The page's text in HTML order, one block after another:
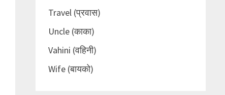
Travel (प्रवास)
Uncle (काका)
Vahini (वहिनी)
Wife (बायको)